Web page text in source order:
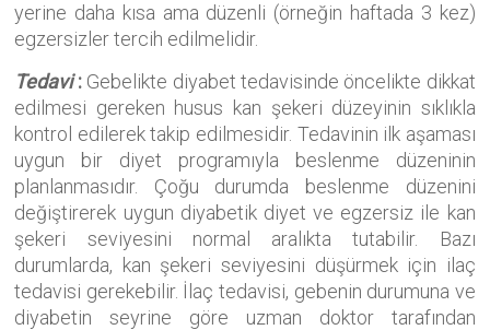
yerine daha kısa ama düzenli (örneğin haftada 3 kez)
egzersizler tercih edilmelidir.
Tedavi: Gebelikte diyabet tedavisinde öncelikte dikkat
edilmesi gereken husus kan şekeri düzeyinin sıklıkla
kontrol edilerek takip edilmesidir. Tedavinin ilk aşaması
uygun bir diyet programıyla beslenme düzeninin
planlanmasıdır. Çoğu durumda beslenme düzenini
değiştirerek uygun diyabetik diyet ve egzersiz ile kan
şekeri seviyesini normal aralıkta tutabilir. Bazı
durumlarda, kan şekeri seviyesini düşürmek için ilaç
tedavisi gerekebilir. İlaç tedavisi, gebenin durumuna ve
diyabetin seyrine göre uzman doktor tarafından